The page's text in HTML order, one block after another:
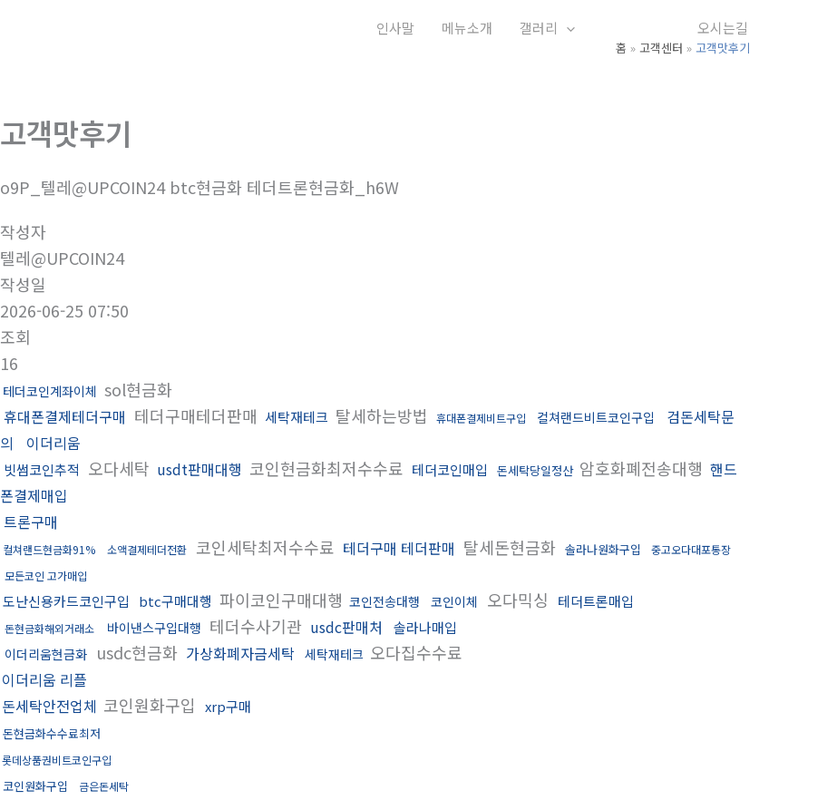
인사말 메뉴소개 갤러리 오시는길
홈 고객센터 고객맛후기
고객맛후기
o9P_텔레@UPCOIN24 btc현금화 테더트론현금화_h6W
작성자
텔레@UPCOIN24
작성일
2026-06-25 07:50
조회
16
테더코인계좌이체 sol현금화
휴대폰결제테더구매 테더구매테더판매 세탁재테크 탈세하는방법 휴대폰결제비트구입 컬쳐랜드비트코인구입
검돈세탁문
의
이더리움
빗썸코인추적 오다세탁 usdt판매대행 코인현금화최저수수료 테더코인매입 돈세탁당일정산 암호화폐전송대행 핸드
폰결제매입
트론구매
컬쳐랜드현금화91% 소액결제테더전환 코인세탁최저수수료 테더구매 테더판매 탈세돈현금화 솔라나원화구입
중고오다대포통장
모든코인 고가매입
도난신용카드코인구입 btc구매대행 파이코인구매대행 코인전송대행 코인이체 오다믹싱 테더트론매입
돈현금화해외거래소 바이낸스구입대행 테더수사기관 usdc판매처 솔라나매입
이더리움현금화 usdc현금화 가상화폐자금세탁 세탁재테크 오다집수수료
이더리움 리플
돈세탁안전업체 코인원화구입 xrp구매
돈현금화수수료최저
롯데상품권비트코인구입
코인원화구입 금은돈세탁